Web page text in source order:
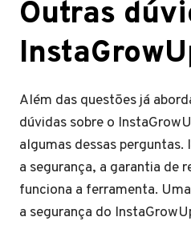
Outras
Além das questões já
dúvidas sobre o
algumas dessas
a segurança, a garantia de
funciona a ferramenta.
a segurança do